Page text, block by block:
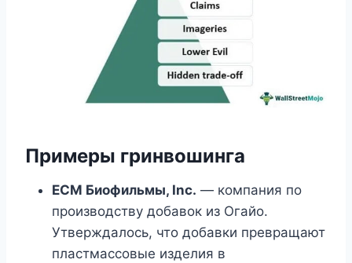
Примеры гринвошинга
ECM Биофильмы, Inc. — компания по
производству добавок из Огайо.
Утверждалось, что добавки превращают
пластмассовые изделия в